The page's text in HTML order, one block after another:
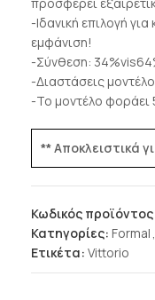
-Ιδανική επιλογή
εμφάνιση!
-Σύνθεση:
-Διαστάσεις
-Το μοντέλο φοράει
** Αποκλειστικά
Κωδικός
Κατηγορίες: Formal ,
Ετικέτα: Vittorio